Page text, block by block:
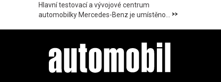
Hlavní testovací a vývojové centrum
automobilky Mercedes-Benz je umístěno... >>